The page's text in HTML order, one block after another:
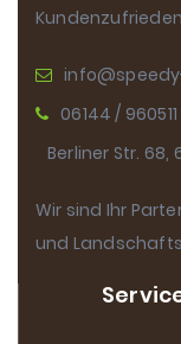
06144 / 960511
Berliner Str.
Wir sind Ihr
und